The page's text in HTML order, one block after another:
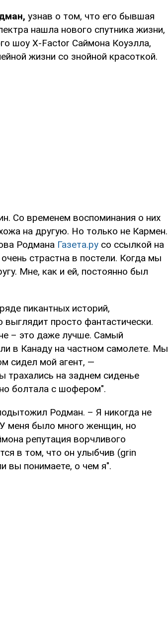
узнав о том, что его бывшая
нашла нового спутника жизни,
шоу X-Factor Саймона Коуэлла,
жизни со знойной красоткой.
Со временем воспоминания о них
на другую. Но только не Кармен.
Родмана Газета.ру со ссылкой на
страстна в постели. Когда мы
Мне, как и ей, постоянно был
пикантных историй,
просто фантастически.
– это даже лучше. Самый
в Канаду на частном самолете. Мы
сидел мой агент, —
трахались на заднем сиденье
болтала с шофером".
Родман. – Я никогда не
меня было много женщин, но
репутация ворчливого
в том, что он улыбчив (grin
вы понимаете, о чем я".